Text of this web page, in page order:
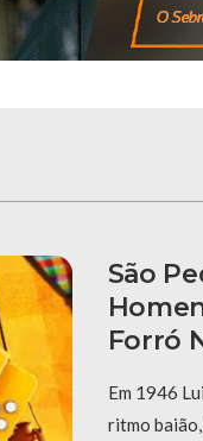
São
Forró
Em 1946
ritmo